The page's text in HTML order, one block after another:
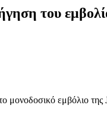
του
μονοδοσικό εμβόλιο